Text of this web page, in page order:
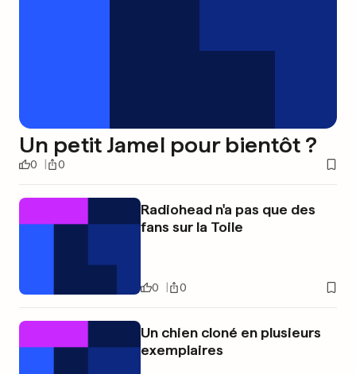
Un petit Jamel pour bientôt ?
0 0
Radiohead n'a pas que des
fans sur la Toile
0 0
Un chien cloné en plusieurs
exemplaires